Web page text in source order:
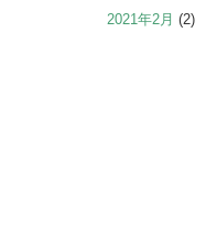
2021年2月 (2)